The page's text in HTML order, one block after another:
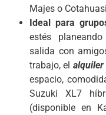
Majes o
Ideal para
estés
salida con
trabajo, el alquiler
espacio,
Suzuki XL7
(disponible en